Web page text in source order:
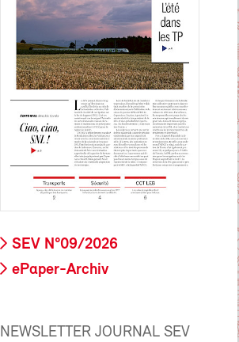
SEV N°09/2026
ePaper-Archiv
NEWSLETTER JOURNAL SEV